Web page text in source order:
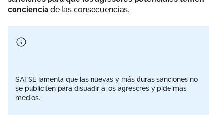
conciencia de las consecuencias.
SATSE lamenta que las nuevas y más duras sanciones no
se publiciten para disuadir a los agresores y pide más
medios.